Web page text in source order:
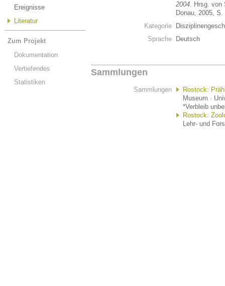
Ereignisse
Literatur
Zum Projekt
Dokumentation
Vertiefendes
Statistiken
2004. Hrsg. von
Donau, 2005, S.
Kategorie
Sprache
Deutsch
Sammlungen
Sammlungen
Rostock:
Museum ·
*Verbleib
Rostock:
Lehr- und